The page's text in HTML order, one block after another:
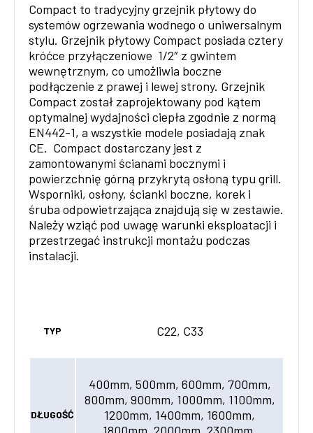
Compact to tradycyjny grzejnik płytowy do
systemów ogrzewania wodnego o uniwersalnym
stylu. Grzejnik płytowy Compact posiada cztery
króćce przyłączeniowe 1/2″ z gwintem
wewnętrznym, co umożliwia boczne
podłączenie z prawej i lewej strony. Grzejnik
Compact został zaprojektowany pod kątem
optymalnej wydajności ciepła zgodnie z normą
EN442-1, a wszystkie modele posiadają znak
CE. Compact dostarczany jest z
zamontowanymi ścianami bocznymi i
powierzchnię górną przykrytą osłoną typu grill.
Wsporniki, osłony, ścianki boczne, korek i
śruba odpowietrzająca znajdują się w zestawie.
Należy wziąć pod uwagę warunki eksploatacji i
przestrzegać instrukcji montażu podczas
instalacji.
TYP C22, C33
DŁUGOŚĆ
400mm, 500mm, 600mm, 700mm,
800mm, 900mm, 1000mm, 1100mm,
1200mm, 1400mm, 1600mm,